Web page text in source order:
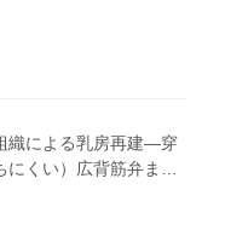
織による乳房再建―穿
にくい）広背筋弁まで